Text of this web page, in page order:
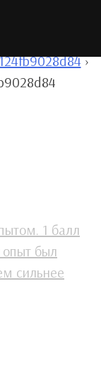
›
1 балл
опыт был
сильнее